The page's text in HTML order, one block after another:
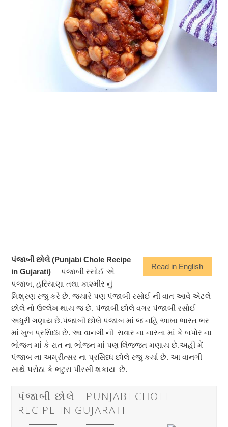
Read in English
પંજાબી છોલે (Punjabi Chole Recipe
in Gujarati) – પંજાબી રસોઈ એ
પંજાબ, હરિયાણા તથા કાશ્મીર નું
મિશ્રણ રજુ કરે છે. જયારે પણ પંજાબી રસોઈ ની વાત આવે એટલે
છોલે નો ઉલ્લેખ થાય જ છે. પંજાબી છોલે વગર પંજાબી રસોઈ
અધુરી ગણાય છે.પંજાબી છોલે પંજાબ માં જ નહિ આખા ભારત ભર
માં ખુબ પ્રસિધ્ધ છે. આ વાનગી ની સવાર ના નાસ્તા માં કે બપોર ના
ભોજન માં કે રાત ના ભોજન માં પણ લિજ્જત મણાય છે.અહી મેં
પંજાબ ના અમ્રીત્સર ના પ્રસિધ્ધ છોલે રજુ કર્યા છે. આ વાનગી
સાથે પરોઠા કે ભટુરા પીરસી શકાય છે.
પંજાબી છોલે - PUNJABI CHOLE
RECIPE IN GUJARATI